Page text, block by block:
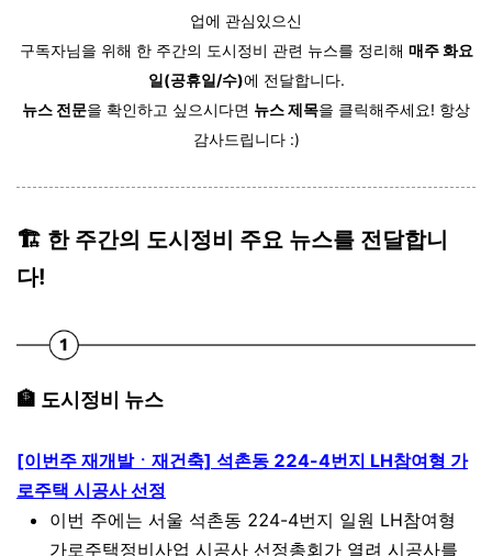
업에 관심있으신
구독자님을 위해 한 주간의 도시정비 관련 뉴스를 정리해 매주 화요
일(공휴일/수)에 전달합니다.
뉴스 전문을 확인하고 싶으시다면 뉴스 제목을 클릭해주세요! 항상
감사드립니다 :)
🏗️ 한 주간의 도시정비 주요 뉴스를 전달합니
다!
🏦 도시정비 뉴스
[이번주 재개발ㆍ재건축] 석촌동 224-4번지 LH참여형 가
로주택 시공사 선정
이번 주에는 서울 석촌동 224-4번지 일원 LH참여형
가로주택정비사업 시공사 선정총회가 열려 시공사를